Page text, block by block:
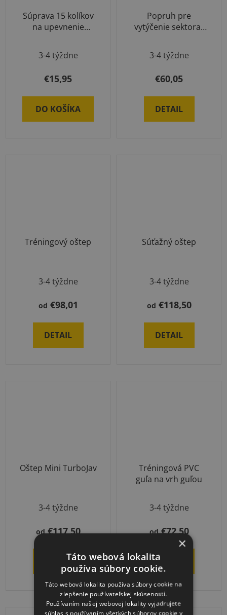
Súprava 15 kolíkov
na upevnenie
3-4 týždne
€15,95
DO KOŠÍKA
Popruh pre
vytýčenie sektora/
3-4 týždne
€60,05
DETAIL
Tréningový oštep
3-4 týždne
od €98,01
DETAIL
Súťažný oštep
3-4 týždne
od €118,50
DETAIL
Oštep Mini TurboJav
3-4 týždne
od€117,50
DETAIL
Tréningová PVC
guľa na vrh guľou
3-4 týždne
od€72,50
DETAIL
×
Táto webová lokalita
používa súbory cookie.
Táto webová lokalita používa súbory cookie na
zlepšenie používateľskej skúsenosti.
Používaním našej webovej lokality vyjadrujete
súhlas s používaním všetkých súborov cookie v